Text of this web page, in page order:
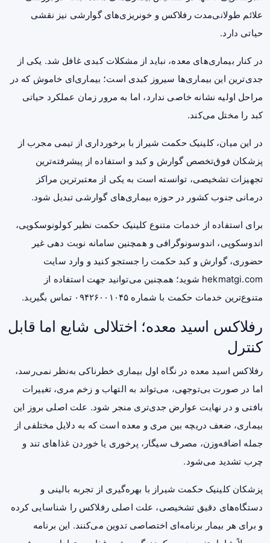
علائم طولانی‌مدت رفلاکس و خونریزی‌های گوارشی نیز نقشی
حیاتی دارد.
در کنار بیماری‌های معده، نباید از مشکلات کبدی غافل شد. یکی از
جدی‌ترین این بیماری‌ها سیروز کبدی است؛ بیماری‌ای خاموش که در
مراحل اولیه نشانه خاصی ندارد، اما به مرور زمان عملکرد حیاتی
کبد را مختل می‌کند.
در این میان، کلینیک حکمت شیراز با برخورداری از تیمی مجرب از
پزشکان فوق‌تخصص گوارش و کبد و استفاده از پیشرفته‌ترین
تجهیزات تشخیصی، توانسته است به یکی از معتبرترین مراکز
درمانی جنوب کشور در حوزه بیماری‌های گوارشی تبدیل شود.
برای استفاده از خدمات متنوع کلینیک حکمت نظیر کولونوسکوپی،
اندوسکوپی، اندوسونوگرافی و همچنین سامانه نوبت دهی غیر
حضوری، گوارش و کبد حکمت را جستجو کنید و وارد سایت
hekmatgi.com شوید؛ همچنین می‌توانید جهت استفاده از
متنوع‌ترین خدمات حکمت با شماره ۰۹۴۲۶۰۰۱۰۴۵ تماس بگیرید.
رفلاکس اسید معده؛ اختلالی شایع اما قابل
کنترل
رفلاکس اسید معده در نگاه اول بیماری خطرناکی به‌نظر نمی‌رسد،
اما در صورت بی‌توجهی، می‌تواند به التهاب و زخم مری، تغییرات
بافتی و در نهایت عوارض جدی‌تری منجر شود. علت اصلی بروز این
بیماری، ضعف دریچه بین مری و معده است که به دلایل مختلفی از
جمله اضافه‌وزن، مصرف سیگار، پرخوری یا خوردن غذاهای تند و
چرب تشدید می‌شود.
پزشکان کلینیک حکمت شیراز با بهره‌گیری از تجربه بالینی و
دستگاه‌های دقیق تشخیصی، علت اصلی رفلاکس را شناسایی کرده
و برای هر بیمار برنامه‌ای اختصاصی تدوین می‌کنند. این برنامه